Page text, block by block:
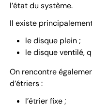
l’état du système.
Il existe
le disque plein ;
le disque ventilé,
On rencontre
d’étriers :
l’étrier fixe ;